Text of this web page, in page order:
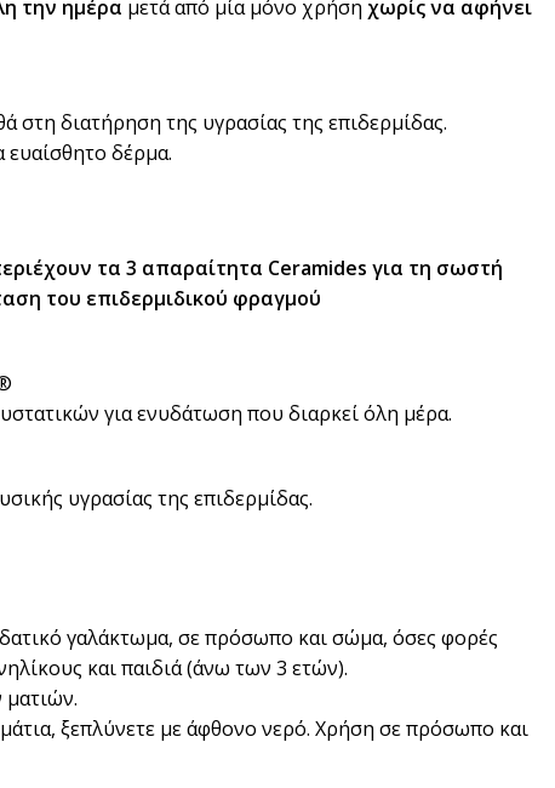
την ημέρα μετά από μία μόνο χρήση χωρίς να αφήνει
στη διατήρηση της υγρασίας της επιδερμίδας.
δέρμα.
τα 3 απαραίτητα Ceramides για τη σωστή
του επιδερμιδικού φραγμού
για ενυδάτωση που διαρκεί όλη μέρα.
υγρασίας της επιδερμίδας.
γαλάκτωμα, σε πρόσωπο και σώμα, όσες φορές
και παιδιά (άνω των 3 ετών).
ξεπλύνετε με άφθονο νερό. Χρήση σε πρόσωπο και